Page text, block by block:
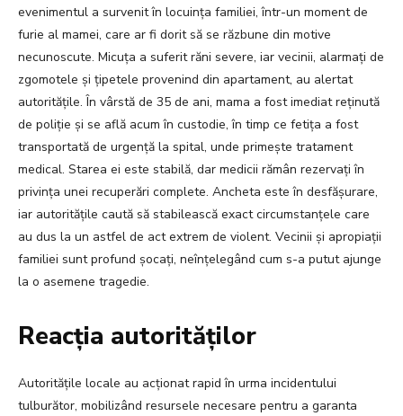
evenimentul a survenit în locuința familiei, într-un moment de
furie al mamei, care ar fi dorit să se răzbune din motive
necunoscute. Micuța a suferit răni severe, iar vecinii, alarmați de
zgomotele și țipetele provenind din apartament, au alertat
autoritățile. În vârstă de 35 de ani, mama a fost imediat reținută
de poliție și se află acum în custodie, în timp ce fetița a fost
transportată de urgență la spital, unde primește tratament
medical. Starea ei este stabilă, dar medicii rămân rezervați în
privința unei recuperări complete. Ancheta este în desfășurare,
iar autoritățile caută să stabilească exact circumstanțele care
au dus la un astfel de act extrem de violent. Vecinii și apropiații
familiei sunt profund şocaţi, neînţelegând cum s-a putut ajunge
la o asemene tragedie.
Reacția autorităților
Autoritățile locale au acționat rapid în urma incidentului
tulburător, mobilizând resursele necesare pentru a garanta